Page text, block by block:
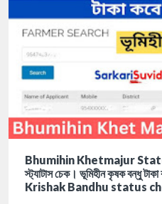
Bhumihin Khetmajur Status
স্ট্যাটাস চেক। ভূমিহীন কৃষক বন্ধু
Krishak Bandhu status